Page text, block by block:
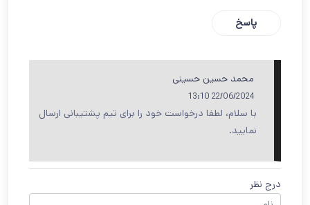
پاسخ
محمد حسین حسینی
22/06/2024 13:10
با سلام، لطفا درخواست خود را برای تیم پشتیبانی ارسال
نمایید.
درج نظر